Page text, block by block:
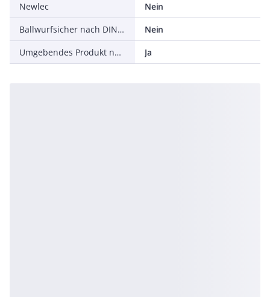
Newlec
Nein
Ballwurfsicher nach DIN 18032-3
Nein
Umgebendes Produkt nach 2019/2020/EU
Ja